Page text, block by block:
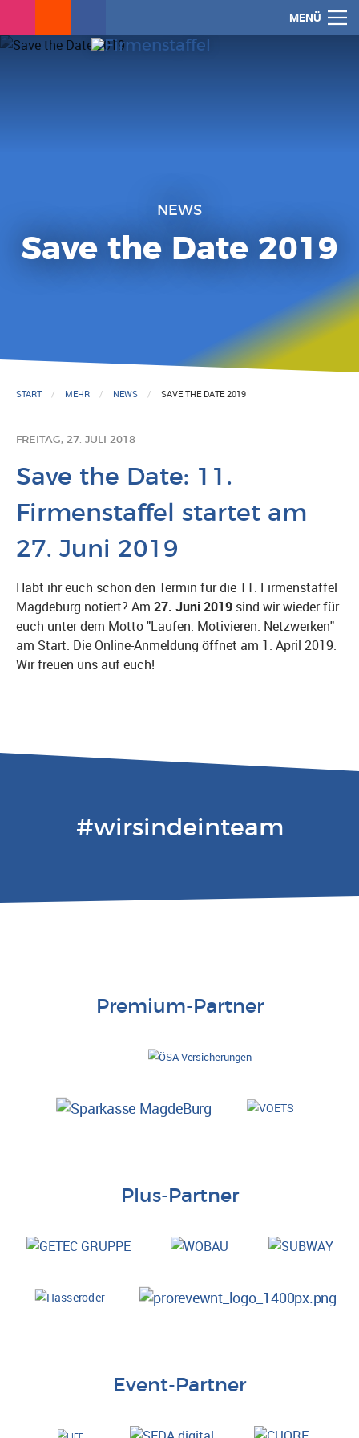
MENÜ
NEWS
Save the Date 2019
START MEHR NEWS SAVE THE DATE 2019
FREITAG, 27. JULI 2018
Save the Date: 11.
Firmenstaffel startet am
27. Juni 2019
Habt ihr euch schon den Termin für die 11. Firmenstaffel
Magdeburg notiert? Am 27. Juni 2019 sind wir wieder für
euch unter dem Motto "Laufen. Motivieren. Netzwerken"
am Start. Die Online-Anmeldung öffnet am 1. April 2019.
Wir freuen uns auf euch!
#wirsindeinteam
Premium-Partner
Plus-Partner
Event-Partner